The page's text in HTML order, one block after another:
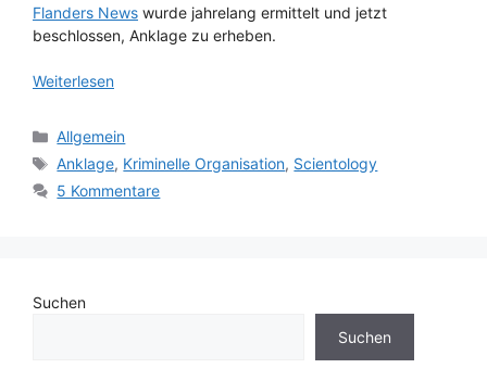
Flanders News wurde jahrelang ermittelt und jetzt
beschlossen, Anklage zu erheben.
Weiterlesen
Kategorien
Allgemein
Schlagwörter
Anklage, Kriminelle Organisation, Scientology
5 Kommentare
Suchen
Suchen